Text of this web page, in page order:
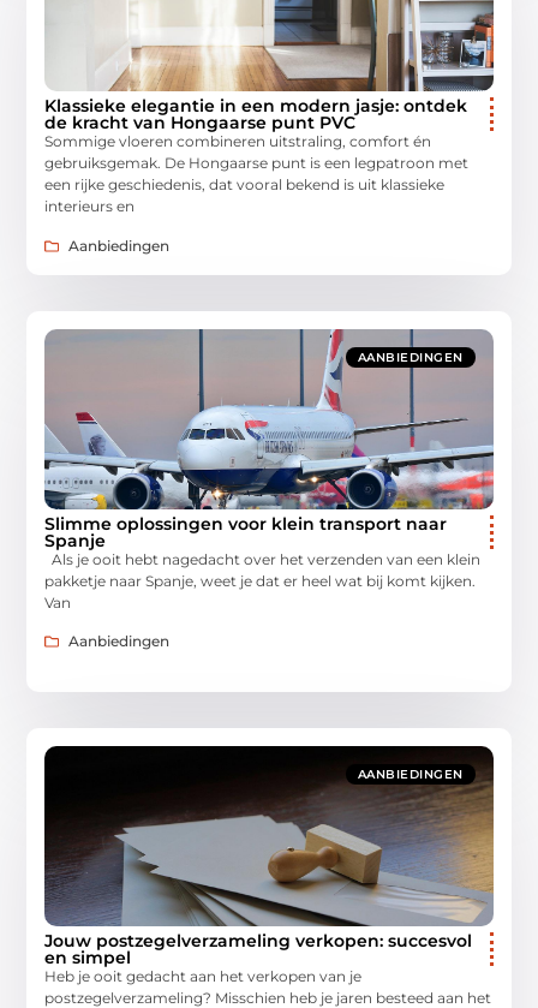
Klassieke elegantie in een modern jasje: ontdek
de kracht van Hongaarse punt PVC
Sommige vloeren combineren uitstraling, comfort én
gebruiksgemak. De Hongaarse punt is een legpatroon met
een rijke geschiedenis, dat vooral bekend is uit klassieke
interieurs en
Aanbiedingen
AANBIEDINGEN
Slimme oplossingen voor klein transport naar
Spanje
Als je ooit hebt nagedacht over het verzenden van een klein
pakketje naar Spanje, weet je dat er heel wat bij komt kijken.
Van
Aanbiedingen
AANBIEDINGEN
Jouw postzegelverzameling verkopen: succesvol
en simpel
Heb je ooit gedacht aan het verkopen van je
postzegelverzameling? Misschien heb je jaren besteed aan het